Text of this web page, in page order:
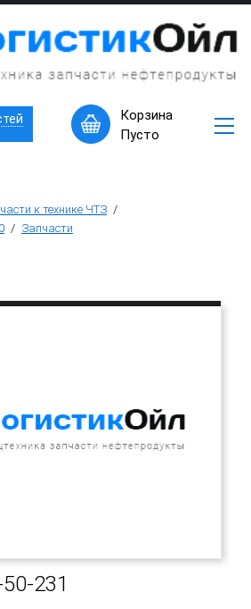
×
Корзина
Пусто
к технике ЧТЗ /
/ Запчасти
231